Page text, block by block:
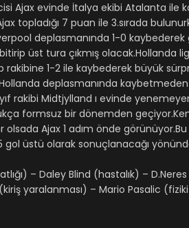
evinde İtalya ekibi Atalanta ile
topladığı 7 puan ile 3.sırada
deplasmanında 1-0 kaybederek
üst tura çıkmış olacak.Hollanda
1-2 ile kaybederek büyük
deplasmanında
rakibi Midtjylland ı evinde
formsuz bir dönemden
olsada Ajax 1 adım önde
üstü olarak sonuçlanacağı
– Daley Blind (hastalık) –
yaralanması) – Mario Pasalic (fiziki